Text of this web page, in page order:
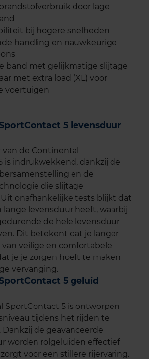
door lage
bij hogere snelheden
handling en nauwkeurige
band met gelijkmatige slijtage
met extra load (XL) voor
voertuigen
5 levensduur
van de Continental
is indrukwekkend, dankzij de
en de
die slijtage
onafhankelijke tests blijkt dat
lange levensduur heeft, waarbij
de hele levensduur
Dit betekent dat je langer
veilige en comfortabele
je je zorgen hoeft te maken
vervanging.
5 geluid
SportContact 5 is ontworpen
tijdens het rijden te
de geavanceerde
worden rolgeluiden effectief
voor een stillere rijervaring.